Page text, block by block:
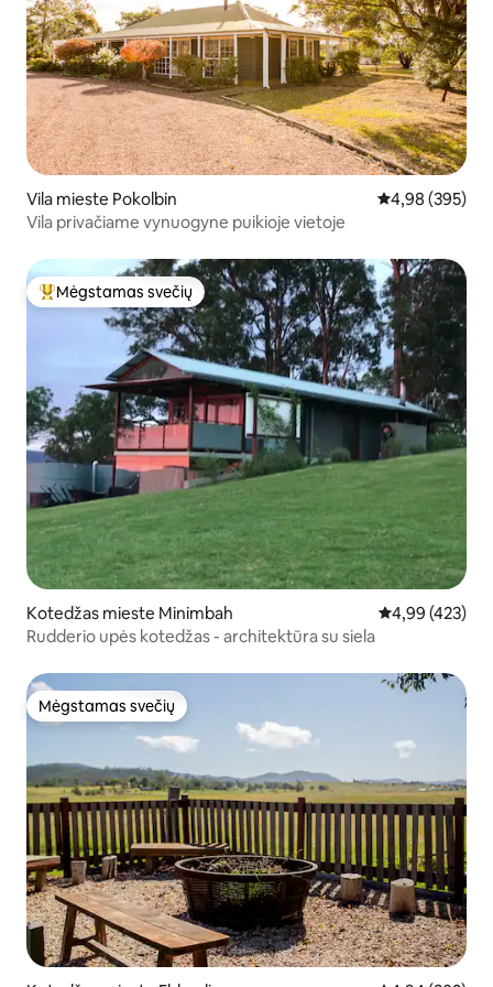
Vila mieste Pokolbin Vidutinis
4,98 (395)
Vila privačiame vynuogyne puikioje vietoje
Svečių mėgstamiausias
Mėgstamas svečių
Kotedžas mieste Minimbah Vidutinis
4,99 (423)
Rudderio upės kotedžas - architektūra su siela
Mėgstamas svečių
Mėgstamas svečių